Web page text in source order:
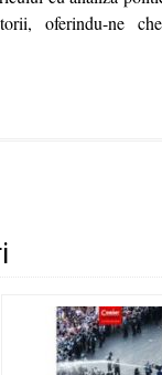
oferindu-ne